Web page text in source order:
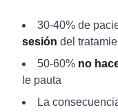
30-40% de
sesión del
50-60% no
le pauta
La